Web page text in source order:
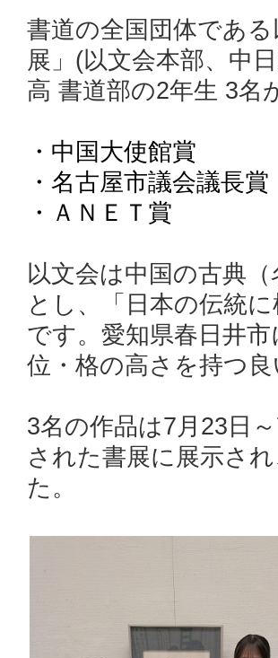
書道の全国団体であ
展」(以文会本部、中
高 書道部の2年生 3名
・中国大使館賞
・名古屋市議会議長
・ＡＮＥＴ賞
以文会は中国の古典
とし、「日本の伝統
です。愛知県春日井
位・格の高さを持つ
3名の作品は7月23日
された書展に展示さ
た。